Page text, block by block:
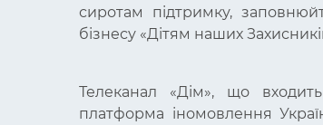
сиротам підтримку,
бізнесу «Дітям наших
Телеканал «Дім», що
платформа іномовлення